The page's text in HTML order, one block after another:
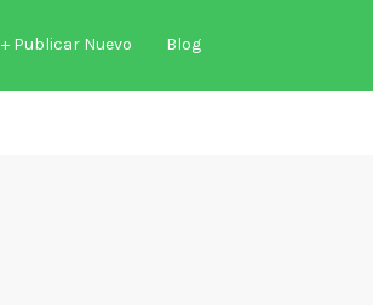
+ Publicar Nuevo Blog